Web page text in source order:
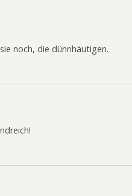
noch, die dünnhäutigen.